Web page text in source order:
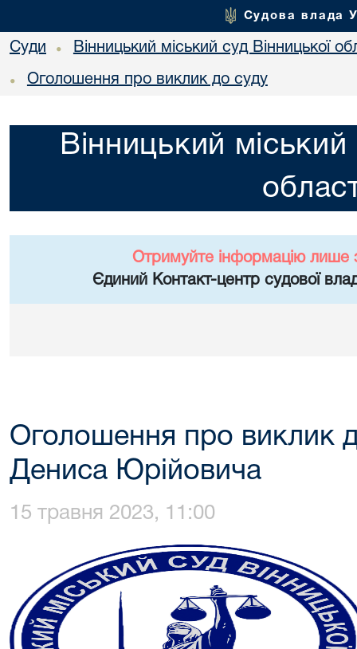
Судова влада
Суди • Вінницький міський суд Вінницької
• Оголошення про виклик до суду
Вінницький міський
Отримуйте інформацію лише
Єдиний Контакт-центр судової
Оголошення про виклик
Дениса Юрійовича
15 травня 2023, 11:00